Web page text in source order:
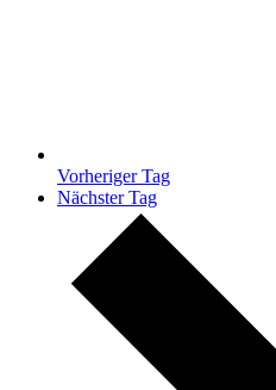
Vorheriger Tag
Nächster Tag